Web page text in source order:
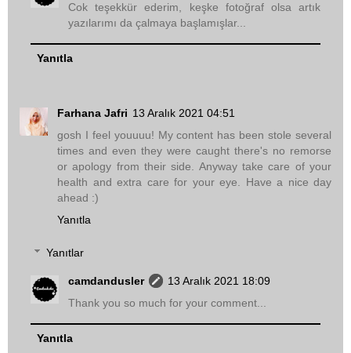
Cok teşekkür ederim, keşke fotoğraf olsa artık
yazılarımı da çalmaya başlamışlar...
Yanıtla
Farhana Jafri 13 Aralık 2021 04:51
gosh I feel youuuu! My content has been stole several
times and even they were caught there's no remorse
or apology from their side. Anyway take care of your
health and extra care for your eye. Have a nice day
ahead :)
Yanıtla
Yanıtlar
camdandusler
13 Aralık 2021 18:09
Thank you so much for your comment...
Yanıtla